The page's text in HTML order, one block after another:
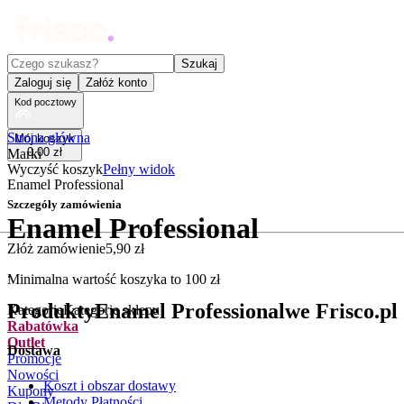
Czego szukasz?
Szukaj
Zaloguj się
Załóż konto
Kod pocztowy
Mój koszyk
0,00 zł
Wyczyść koszykPełny widok
Szczegóły zamówienia
Złóż zamówienie5,90 zł
Minimalna wartość koszyka to 100 zł
KategorieKategorie sklepu
Rabatówka
Outlet
Promocje
Nowości
Kupony
Strona główna
Marki
Enamel Professional
Enamel Professional
.
ProduktyEnamel Professionalwe Frisco.pl
Dostawa
Koszt i obszar dostawy